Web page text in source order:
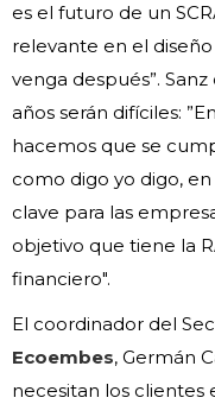
es el futuro de un
relevante en el
venga después”.
años serán difíciles:
hacemos que se
como digo yo digo, en
clave para las
objetivo que tiene la
financiero".
El coordinador del
Ecoembes, Germán
necesitan los clientes